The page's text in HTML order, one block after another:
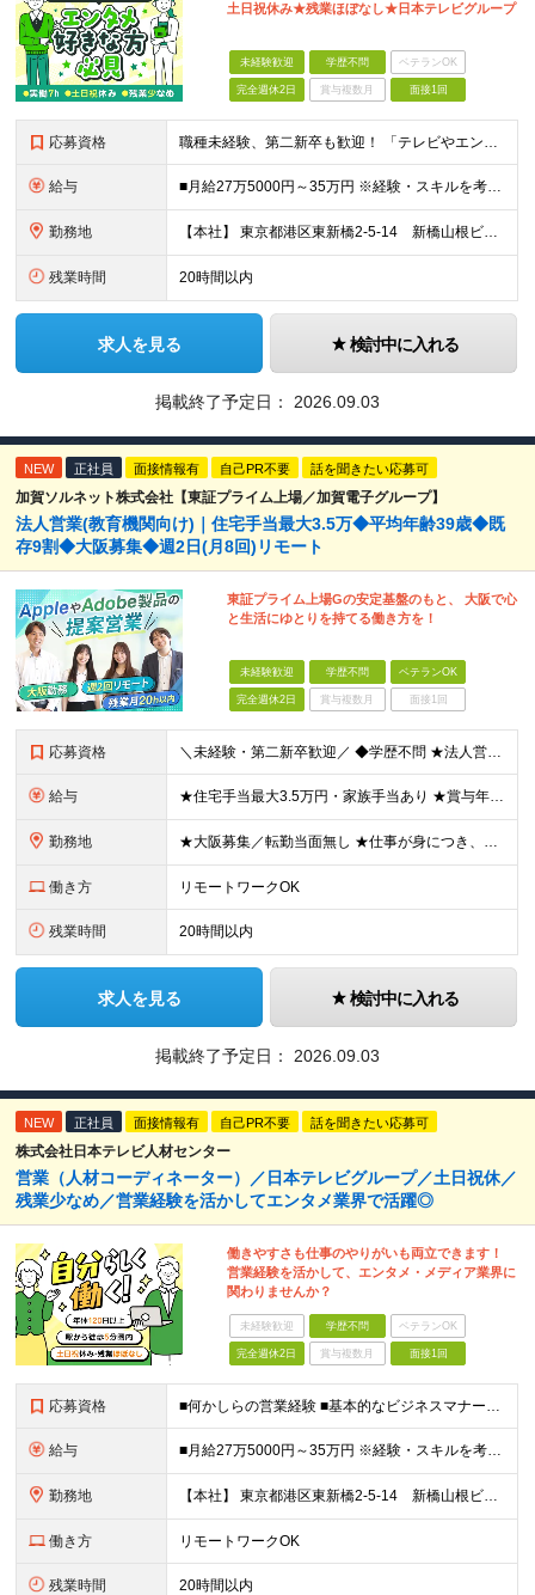
土日祝休み★残業ほぼなし★日本テレビグループ
未経験歓迎 学歴不問 ベテランOK
完全週休2日 賞与複数月 面接1回
応募資格 職種未経験、第二新卒も歓迎！ 「テレビやエンタメが好き」という気持ちが何よりの武器になります。 「経験を活かして誰かに寄り添いたい」 「エンタメ業界をもっと盛り上げたい」 そんな想いを持つ方が集まっ
給与 ■月給27万5000円～35万円 ※経験・スキルを考慮し決定します。 ※上記金額には、固定残業代（月40時間／6万4625円～8万2175円）を含みます。 ※超過分は別途支給します。 【試用期間】
勤務地 【本社】 東京都港区東新橋2-5-14 新橋山根ビル7階
残業時間 20時間以内
求人を見る 検討中に入れる
掲載終了予定日： 2026.09.03
NEW 正社員 面接情報有 自己PR不要 話を聞きたい応募可
加賀ソルネット株式会社【東証プライム上場／加賀電子グループ】
法人営業(教育機関向け)｜住宅手当最大3.5万◆平均年齢39歳◆既
存9割◆大阪募集◆週2日(月8回)リモート
東証プライム上場Gの安定基盤のもと、 大阪で心
と生活にゆとりを持てる働き方を！
未経験歓迎 学歴不問 ベテランOK
完全週休2日 賞与複数月 面接1回
応募資格 ＼未経験・第二新卒歓迎／ ◆学歴不問 ★法人営業未経験、IT業界未経験の方が多数活躍しています！ 「安定した環境で長く働きたい」 「過度なノルマから解放されたい」 「プライベートの時間も大切にしたい
給与 ★住宅手当最大3.5万円・家族手当あり ★賞与年2回（業績次第では決算賞与支給あり） 【想定年収400万円～】 ◆月給245,500円～347,200円（一律手当を含む）＋各種手当＋賞与年2回（業績
勤務地 ★大阪募集／転勤当面無し ★仕事が身につき、任せられるようになったタイミングからテレワーク業務も可能！ ★直行直帰OK・帰社義務なし 大阪営業所：大阪府大阪市中央区南船場2-2-6 加賀ビル5F
働き方 リモートワークOK
残業時間 20時間以内
求人を見る 検討中に入れる
掲載終了予定日： 2026.09.03
NEW 正社員 面接情報有 自己PR不要 話を聞きたい応募可
株式会社日本テレビ人材センター
営業（人材コーディネーター）／日本テレビグループ／土日祝休／
残業少なめ／営業経験を活かしてエンタメ業界で活躍◎
働きやすさも仕事のやりがいも両立できます！
営業経験を活かして、エンタメ・メディア業界に
関わりませんか？
未経験歓迎 学歴不問 ベテランOK
完全週休2日 賞与複数月 面接1回
応募資格 ■何かしらの営業経験 ■基本的なビジネスマナー・PCスキルをお持ちの方 ■学歴不問 【歓迎条件】 エンタメ・メディア領域で、人と人の間に立ち、物事を円滑に進めてきたご経験をお持ちの方は大歓迎です。
給与 ■月給27万5000円～35万円 ※経験・スキルを考慮し決定します。 ※上記金額には、固定残業代（月40時間／6万4625円～8万2175円）を含みます。 ※超過分は別途支給します。 【試用期間】
勤務地 【本社】 東京都港区東新橋2-5-14 新橋山根ビル7階
働き方 リモートワークOK
残業時間 20時間以内